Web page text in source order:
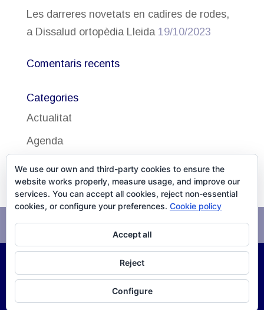
Les darreres novetats en cadires de rodes,
a Dissalud ortopèdia Lleida 19/10/2023
Comentaris recents
Categories
Actualitat
Agenda
Uncategorized
Avís legal Política de cookies
©2026DISSALUD, SLU DesarrolloXPG Servicios
We use our own and third-party cookies to ensure the
website works properly, measure usage, and improve our
services. You can accept all cookies, reject non-essential
cookies, or configure your preferences. Cookie policy
Accept all
Reject
Configure